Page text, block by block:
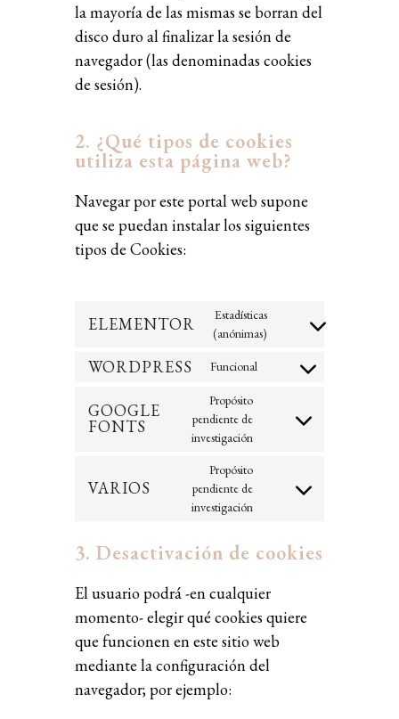
la mayoría de las mismas se borran del
disco duro al finalizar la sesión de
navegador (las denominadas cookies
de sesión).
2. ¿Qué tipos de cookies
utiliza esta página web?
Navegar por este portal web supone
que se puedan instalar los siguientes
tipos de Cookies:
ELEMENTOR
Estadísticas
(anónimas)
WORDPRESS Funcional
GOOGLE
FONTS
Propósito
pendiente de
investigación
VARIOS
Propósito
pendiente de
investigación
3. Desactivación de cookies
El usuario podrá -en cualquier
momento- elegir qué cookies quiere
que funcionen en este sitio web
mediante la configuración del
navegador; por ejemplo: